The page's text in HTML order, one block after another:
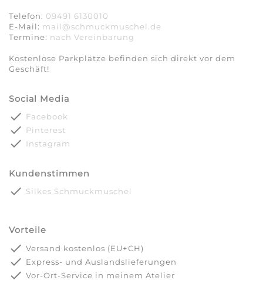
Telefon: 09491 6130010
E-Mail: mail@schmuckmuschel.de
Termine: nach Vereinbarung​​​​​​​
Kostenlose Parkplätze befinden sich direkt vor dem
Geschäft!
Social Media
done Facebook
done Pinterest
done Instagram
Kundenstimmen
done Silkes Schmuckmuschel
Vorteile
done Versand kostenlos (EU+CH)
done Express- und Auslandslieferungen
done Vor-Ort-Service in meinem Atelier